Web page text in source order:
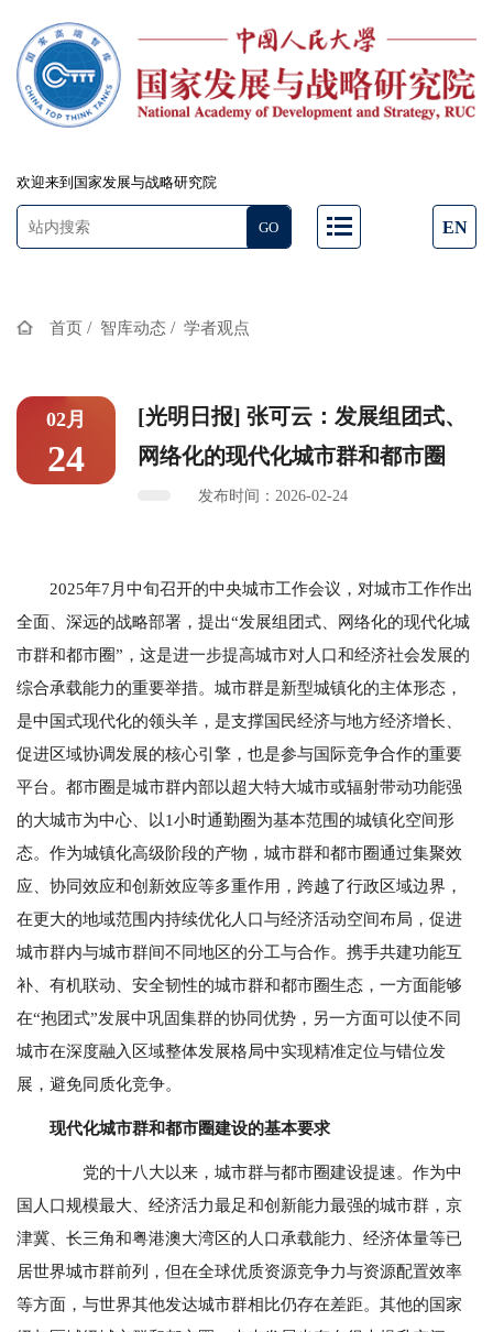
欢迎来到国家发展与战略研究院
EN
首页 / 智库动态 / 学者观点
02月
24
[光明日报] 张可云：发展组团式、
网络化的现代化城市群和都市圈
发布时间：2026-02-24
2025年7月中旬召开的中央城市工作会议，对城市工作作出
全面、深远的战略部署，提出“发展组团式、网络化的现代化城
市群和都市圈”，这是进一步提高城市对人口和经济社会发展的
综合承载能力的重要举措。城市群是新型城镇化的主体形态，
是中国式现代化的领头羊，是支撑国民经济与地方经济增长、
促进区域协调发展的核心引擎，也是参与国际竞争合作的重要
平台。都市圈是城市群内部以超大特大城市或辐射带动功能强
的大城市为中心、以1小时通勤圈为基本范围的城镇化空间形
态。作为城镇化高级阶段的产物，城市群和都市圈通过集聚效
应、协同效应和创新效应等多重作用，跨越了行政区域边界，
在更大的地域范围内持续优化人口与经济活动空间布局，促进
城市群内与城市群间不同地区的分工与合作。携手共建功能互
补、有机联动、安全韧性的城市群和都市圈生态，一方面能够
在“抱团式”发展中巩固集群的协同优势，另一方面可以使不同
城市在深度融入区域整体发展格局中实现精准定位与错位发
展，避免同质化竞争。
现代化城市群和都市圈建设的基本要求
党的十八大以来，城市群与都市圈建设提速。作为中
国人口规模最大、经济活力最足和创新能力最强的城市群，京
津冀、长三角和粤港澳大湾区的人口承载能力、经济体量等已
居世界城市群前列，但在全球优质资源竞争力与资源配置效率
等方面，与世界其他发达城市群相比仍存在差距。其他的国家